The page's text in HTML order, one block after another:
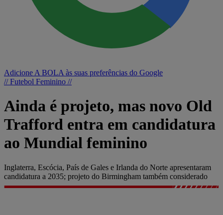
Adicione A BOLA às suas preferências do Google
// Futebol Feminino //
Ainda é projeto, mas novo Old
Trafford entra em candidatura
ao Mundial feminino
Inglaterra, Escócia, País de Gales e Irlanda do Norte apresentaram
candidatura a 2035; projeto do Birmingham também considerado